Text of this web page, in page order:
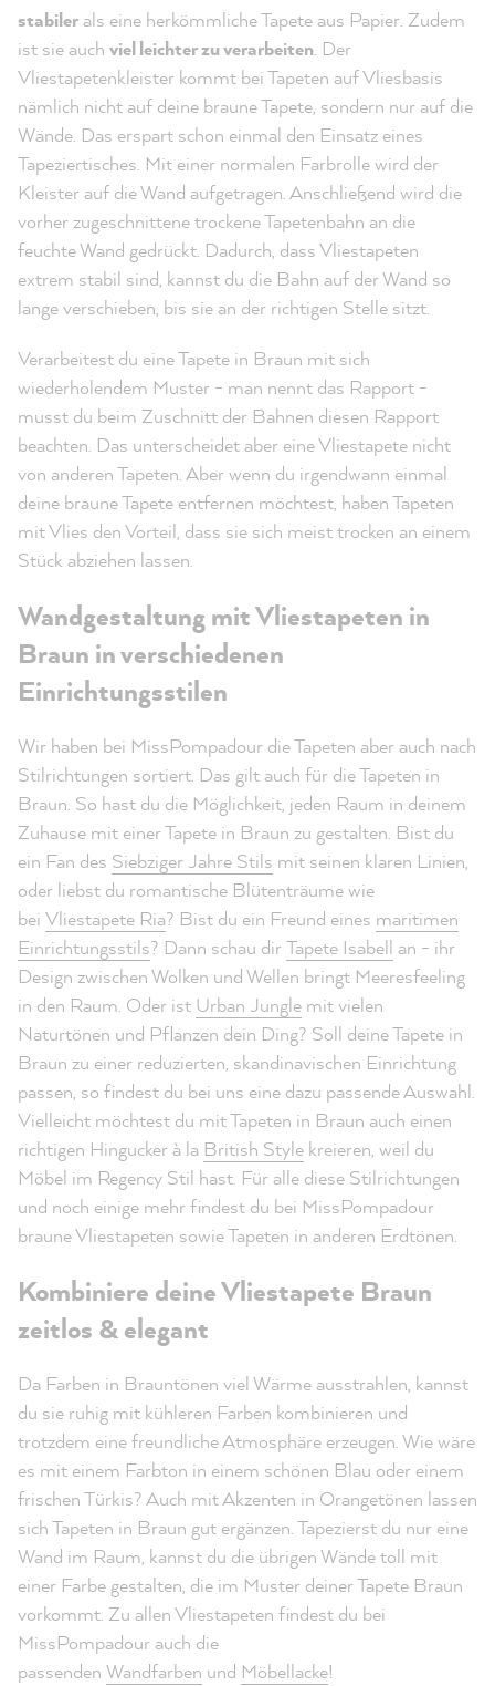
stabiler als eine herkömmliche Tapete aus Papier. Zudem
ist sie auch viel leichter zu verarbeiten. Der
Vliestapetenkleister kommt bei Tapeten auf Vliesbasis
nämlich nicht auf deine braune Tapete, sondern nur auf die
Wände. Das erspart schon einmal den Einsatz eines
Tapeziertisches. Mit einer normalen Farbrolle wird der
Kleister auf die Wand aufgetragen. Anschließend wird die
vorher zugeschnittene trockene Tapetenbahn an die
feuchte Wand gedrückt. Dadurch, dass Vliestapeten
extrem stabil sind, kannst du die Bahn auf der Wand so
lange verschieben, bis sie an der richtigen Stelle sitzt.
Verarbeitest du eine Tapete in Braun mit sich
wiederholendem Muster - man nennt das Rapport -
musst du beim Zuschnitt der Bahnen diesen Rapport
beachten. Das unterscheidet aber eine Vliestapete nicht
von anderen Tapeten. Aber wenn du irgendwann einmal
deine braune Tapete entfernen möchtest, haben Tapeten
mit Vlies den Vorteil, dass sie sich meist trocken an einem
Stück abziehen lassen.
Wandgestaltung mit Vliestapeten in
Braun in verschiedenen
Einrichtungsstilen
Wir haben bei MissPompadour die Tapeten aber auch nach
Stilrichtungen sortiert. Das gilt auch für die Tapeten in
Braun. So hast du die Möglichkeit, jeden Raum in deinem
Zuhause mit einer Tapete in Braun zu gestalten. Bist du
ein Fan des Siebziger Jahre Stils mit seinen klaren Linien,
oder liebst du romantische Blütenträume wie
bei Vliestapete Ria? Bist du ein Freund eines maritimen
Einrichtungsstils? Dann schau dirTapete Isabell an - ihr
Design zwischen Wolken und Wellen bringt Meeresfeeling
in den Raum. Oder ist Urban Jungle mit vielen
Naturtönen und Pflanzen dein Ding? Soll deine Tapete in
Braun zu einer reduzierten, skandinavischen Einrichtung
passen, so findest du bei uns eine dazu passende Auswahl.
Vielleicht möchtest du mit Tapeten in Braun auch einen
richtigen Hingucker à la British Style kreieren, weil du
Möbel im Regency Stil hast. Für alle diese Stilrichtungen
und noch einige mehr findest du bei MissPompadour
braune Vliestapeten sowie Tapeten in anderen Erdtönen.
Kombiniere deine Vliestapete Braun
zeitlos & elegant
Da Farben in Brauntönen viel Wärme ausstrahlen, kannst
du sie ruhig mit kühleren Farben kombinieren und
trotzdem eine freundliche Atmosphäre erzeugen. Wie wäre
es mit einem Farbton in einem schönen Blau oder einem
frischen Türkis? Auch mit Akzenten in Orangetönen lassen
sich Tapeten in Braun gut ergänzen. Tapezierst du nur eine
Wand im Raum, kannst du die übrigen Wände toll mit
einer Farbe gestalten, die im Muster deiner Tapete Braun
vorkommt. Zu allen Vliestapeten findest du bei
MissPompadour auch die
passenden Wandfarben und Möbellacke!